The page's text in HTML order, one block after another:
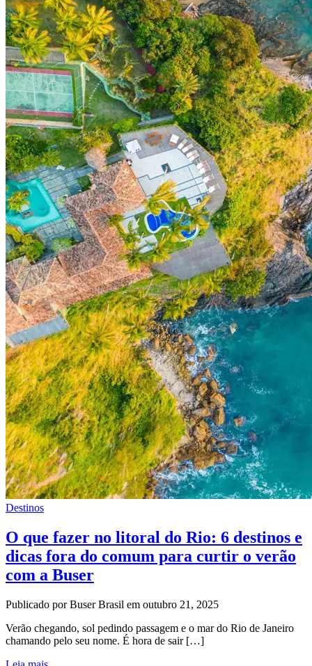
Destinos
O que fazer no litoral do Rio: 6 destinos e
dicas fora do comum para curtir o verão
com a Buser
Publicado por Buser Brasil em outubro 21, 2025
Verão chegando, sol pedindo passagem e o mar do Rio de Janeiro
chamando pelo seu nome. É hora de sair […]